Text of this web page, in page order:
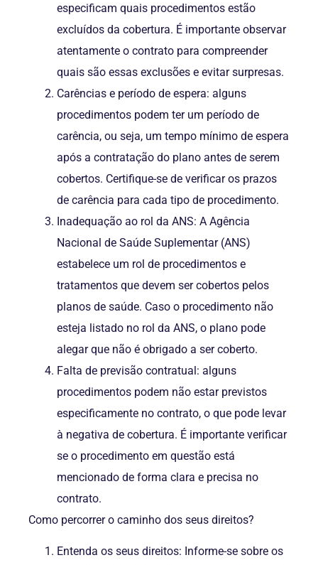
especificam quais procedimentos estão
excluídos da cobertura. É importante observar
atentamente o contrato para compreender
quais são essas exclusões e evitar surpresas.
Carências e período de espera: alguns
procedimentos podem ter um período de
carência, ou seja, um tempo mínimo de espera
após a contratação do plano antes de serem
cobertos. Certifique-se de verificar os prazos
de carência para cada tipo de procedimento.
Inadequação ao rol da ANS: A Agência
Nacional de Saúde Suplementar (ANS)
estabelece um rol de procedimentos e
tratamentos que devem ser cobertos pelos
planos de saúde. Caso o procedimento não
esteja listado no rol da ANS, o plano pode
alegar que não é obrigado a ser coberto.
Falta de previsão contratual: alguns
procedimentos podem não estar previstos
especificamente no contrato, o que pode levar
à negativa de cobertura. É importante verificar
se o procedimento em questão está
mencionado de forma clara e precisa no
contrato.
Como percorrer o caminho dos seus direitos?
Entenda os seus direitos: Informe-se sobre os